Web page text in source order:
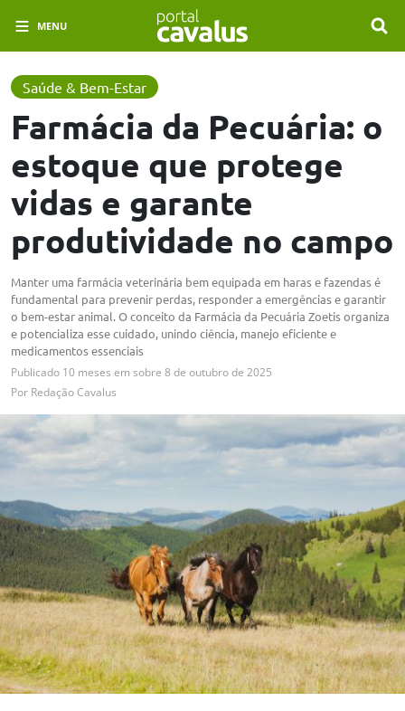
MENU
Saúde & Bem-Estar
Farmácia da Pecuária: o
estoque que protege
vidas e garante
produtividade no campo
Manter uma farmácia veterinária bem equipada em haras e fazendas é
fundamental para prevenir perdas, responder a emergências e garantir
o bem-estar animal. O conceito da Farmácia da Pecuária Zoetis organiza
e potencializa esse cuidado, unindo ciência, manejo eficiente e
medicamentos essenciais
Publicado 10 meses em sobre 8 de outubro de 2025
Por Redação Cavalus